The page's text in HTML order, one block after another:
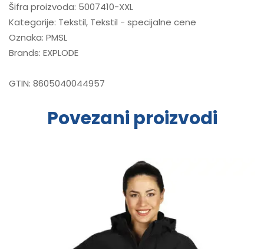
Šifra proizvoda: 5007410-XXL
Kategorije: Tekstil, Tekstil - specijalne cene
Oznaka: PMSL
Brands: EXPLODE
GTIN: 8605040044957
Povezani proizvodi